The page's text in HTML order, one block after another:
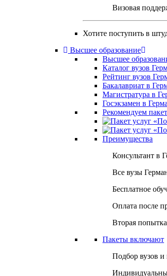
Визовая
Хотите поступить в
Высшее образование
Высшее
Каталог вузов
Рейтинг вузов
Бакалавриат в
Магистратура в
Госэкзамен в
Рекомендуем
Преимущества
Консультант в
Все вузы
Бесплатное
Оплата после
Вторая
Пакеты включают
Подбор вузов